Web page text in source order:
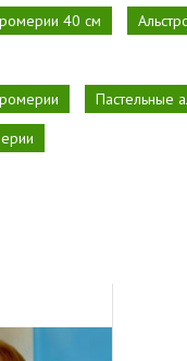
40 см
Пастельные